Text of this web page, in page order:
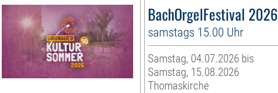
BachOrgelFestival 2026
samstags 15.00 Uhr
Samstag, 04.07.2026 bis
Samstag, 15.08.2026
Thomaskirche